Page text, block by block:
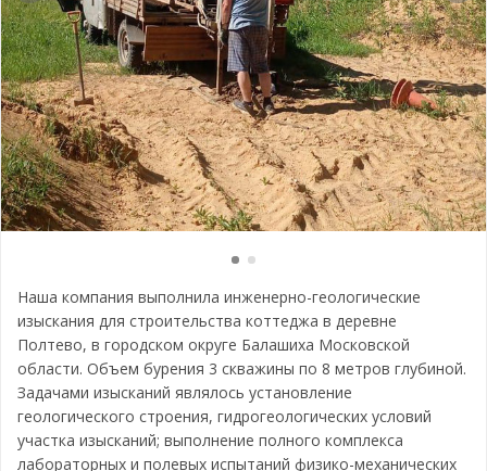
Наша компания выполнила инженерно-геологические
изыскания для строительства коттеджа в деревне
Полтево, в городском округе Балашиха Московской
области. Объем бурения 3 скважины по 8 метров глубиной.
Задачами изысканий являлось установление
геологического строения, гидрогеологических условий
участка изысканий; выполнение полного комплекса
лабораторных и полевых испытаний физико-механических